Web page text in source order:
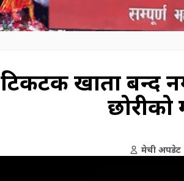
टिकटक खाता बन्द
छोरीको
मेची अपडेट